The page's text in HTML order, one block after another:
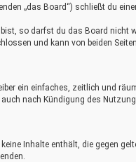
„das Board“) schließt du
so darfst du das Board nicht
und kann von beiden
ein einfaches, zeitlich und
nach Kündigung des
Inhalte enthält, die gegen